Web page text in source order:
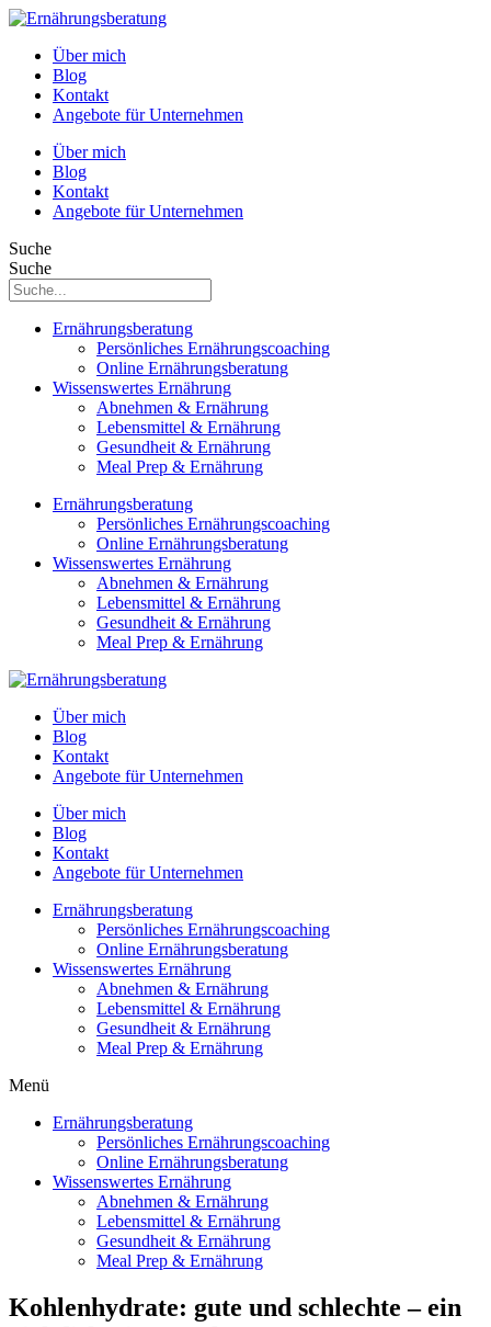
Über mich
Blog
Kontakt
Angebote für Unternehmen
Über mich
Blog
Kontakt
Angebote für Unternehmen
Suche
Suche
Ernährungsberatung
Persönliches Ernährungscoaching
Online Ernährungsberatung
Wissenswertes Ernährung
Abnehmen & Ernährung
Lebensmittel & Ernährung
Gesundheit & Ernährung
Meal Prep & Ernährung
Ernährungsberatung
Persönliches Ernährungscoaching
Online Ernährungsberatung
Wissenswertes Ernährung
Abnehmen & Ernährung
Lebensmittel & Ernährung
Gesundheit & Ernährung
Meal Prep & Ernährung
Über mich
Blog
Kontakt
Angebote für Unternehmen
Über mich
Blog
Kontakt
Angebote für Unternehmen
Ernährungsberatung
Persönliches Ernährungscoaching
Online Ernährungsberatung
Wissenswertes Ernährung
Abnehmen & Ernährung
Lebensmittel & Ernährung
Gesundheit & Ernährung
Meal Prep & Ernährung
Menü
Ernährungsberatung
Persönliches Ernährungscoaching
Online Ernährungsberatung
Wissenswertes Ernährung
Abnehmen & Ernährung
Lebensmittel & Ernährung
Gesundheit & Ernährung
Meal Prep & Ernährung
Kohlenhydrate: gute und schlechte – ein